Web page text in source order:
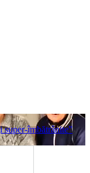
super-îmbătrânite”